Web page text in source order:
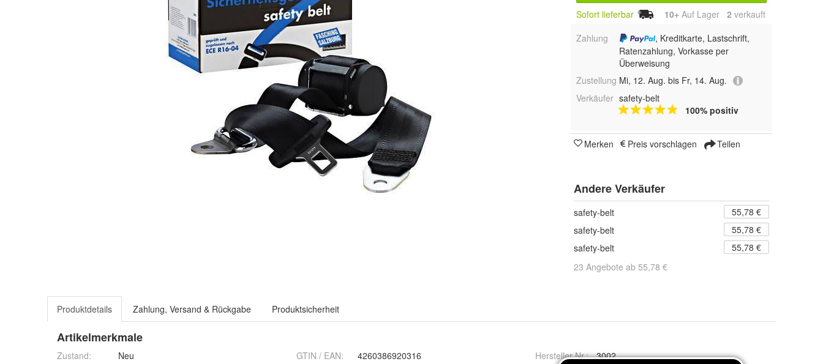
Sofort lieferbar 10+ Auf Lager 2 verkauft
Zahlung
, Kreditkarte, Lastschrift,
Ratenzahlung, Vorkasse per
Überweisung
Zustellung Mi, 12. Aug. bis Fr, 14. Aug.
Verkäufer safety-belt
100% positiv
Merken Preis vorschlagen Teilen
Andere Verkäufer
safety-belt
55,78 €
safety-belt
55,78 €
safety-belt
55,78 €
23 Angebote ab 55,78 €
Produktdetails Zahlung, Versand & Rückgabe Produktsicherheit
Artikelmerkmale
Zustand: Neu GTIN / EAN: 4260386920316 Hersteller Nr.: 3002